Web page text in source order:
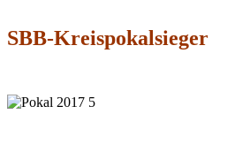
SBB-Kreispokalsieger